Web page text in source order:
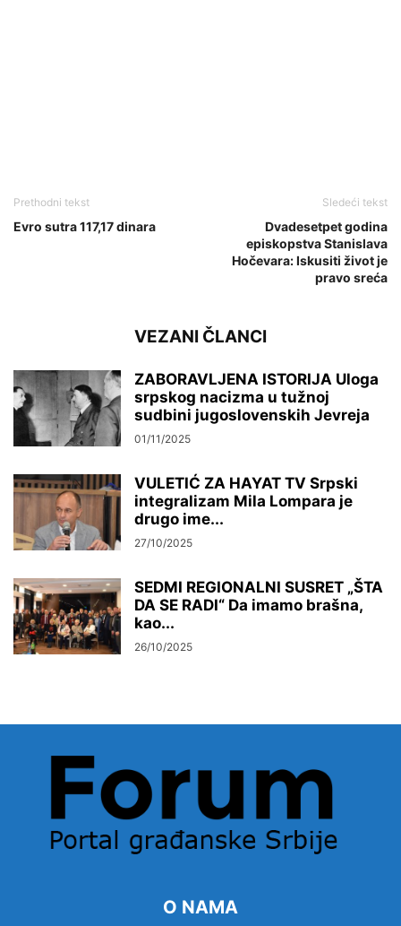
Prethodni tekst
Evro sutra 117,17 dinara
Sledeći tekst
Dvadesetpet godina
episkopstva Stanislava
Hočevara: Iskusiti život je
pravo sreća
VEZANI ČLANCI
ZABORAVLJENA ISTORIJA Uloga
srpskog nacizma u tužnoj
sudbini jugoslovenskih Jevreja
01/11/2025
VULETIĆ ZA HAYAT TV Srpski
integralizam Mila Lompara je
drugo ime...
27/10/2025
SEDMI REGIONALNI SUSRET „ŠTA
DA SE RADI“ Da imamo brašna,
kao...
26/10/2025
O NAMA